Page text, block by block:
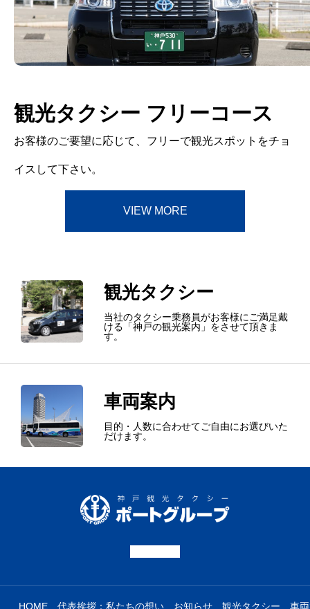
お知らせ
観光タクシー
求人
お待ち合わせ
KOREAN
観光タクシー フリーコース
お客様のご要望に応じて、フリーで観光スポットをチョ
イスして下さい。
VIEW MORE
観光タクシー
当社のタクシー乗務員がお客様にご満足戴
ける「神戸の観光案内」をさせて頂きま
す。
車両案内
目的・人数に合わせてご自由にお選びいた
だけます。
HOME 代表挨拶：私たちの想い お知らせ 観光タクシー 車